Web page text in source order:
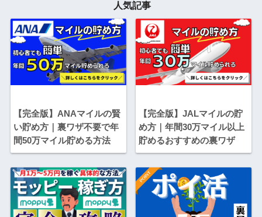
人気記事
【完全版】ANAマイルの賢
い貯め方｜裏ワザ不要で年
間50万マイル貯める方法
【完全版】JALマイルの貯
め方｜年間30万マイル以上
貯めるおすすめの裏ワザ